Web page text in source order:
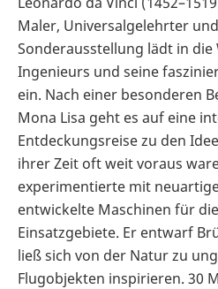
Maler, Universalgelehrter
Sonderausstellung lädt in
Ingenieurs und seine
ein. Nach einer besonderen
Mona Lisa geht es auf eine
Entdeckungsreise zu den
ihrer Zeit oft weit voraus
experimentierte mit
entwickelte Maschinen für
Einsatzgebiete. Er entwarf
ließ sich von der Natur zu
Flugobjekten inspirieren. 30